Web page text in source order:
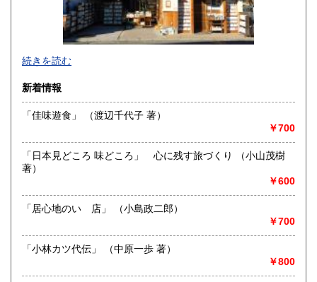
300円 鹿児島県
酔眼で、駄本を掴んでは、地団駄を踏む日々の老生です
基本図書の充実した、ベーシックな古書店を目指しておりま
す
沿線名：伊予鉄道市内線 道後温泉方面行き
最寄駅：道後公園前(湯築城跡)下車 南方向 徒歩約3分 駐
車場2台
営業時間：10時～17時30分
定休日：2026年4月より、<火曜日を定休日> (祝日の場合は
営業)とさせていただきます
続きを読む
新着情報
「佳味遊食」 （渡辺千代子 著）
￥700
「日本見どころ 味どころ」 心に残す旅づくり （小山茂樹
著）
￥600
「居心地のいゝ店」 （小島政二郎）
￥700
「小林カツ代伝」 （中原一歩 著）
￥800